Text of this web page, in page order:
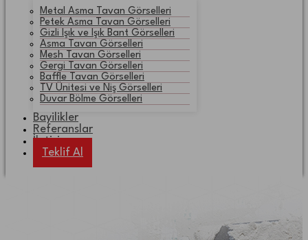
Metal Asma Tavan Görselleri
Petek Asma Tavan Görselleri
Gizli Işık ve Işık Bant Görselleri
Asma Tavan Görselleri
Mesh Tavan Görselleri
Gergi Tavan Görselleri
Baffle Tavan Görselleri
TV Ünitesi ve Niş Görselleri
Duvar Bölme Görselleri
Bayilikler
Referanslar
İletişim
Teklif Al